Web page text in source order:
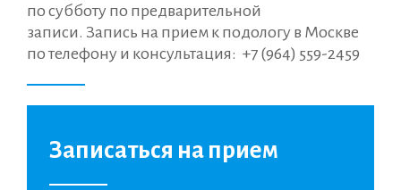
по субботу по предварительной
записи. Запись на прием к подологу в Москве
по телефону и консультация: +7 (964) 559-2459
Записаться на прием